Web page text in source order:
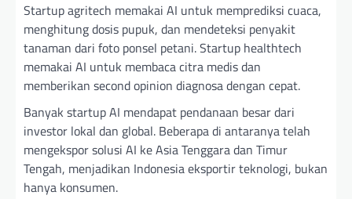
Startup agritech memakai AI untuk memprediksi cuaca,
menghitung dosis pupuk, dan mendeteksi penyakit
tanaman dari foto ponsel petani. Startup healthtech
memakai AI untuk membaca citra medis dan
memberikan second opinion diagnosa dengan cepat.
Banyak startup AI mendapat pendanaan besar dari
investor lokal dan global. Beberapa di antaranya telah
mengekspor solusi AI ke Asia Tenggara dan Timur
Tengah, menjadikan Indonesia eksportir teknologi, bukan
hanya konsumen.